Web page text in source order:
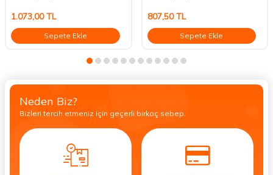
1.073,00TL
Sepete Ekle
807,50TL
Sepete Ekle
Neden Biz?
Bizleri tercih etmeniz için geçerli birkaç sebep.